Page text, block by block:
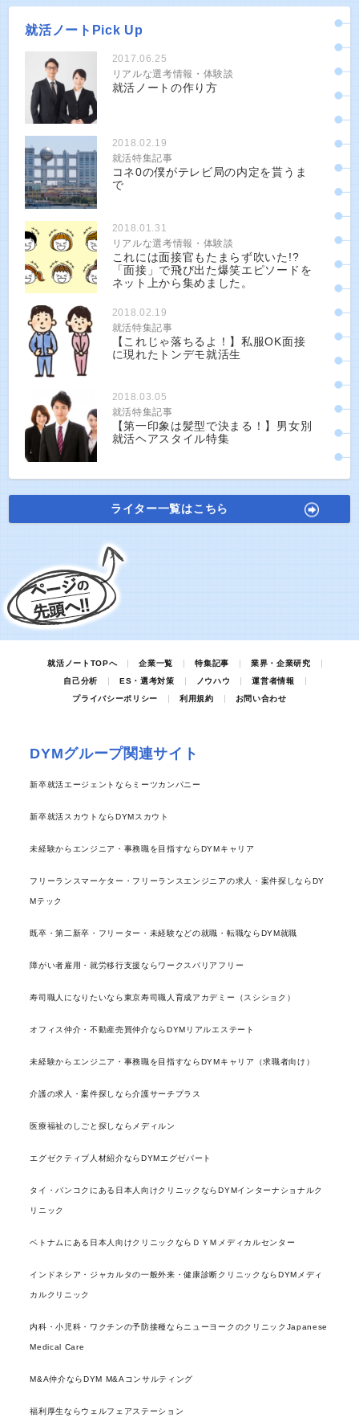
就活ノートPick Up
2017.06.25
リアルな選考情報・体験談
就活ノートの作り方
2018.02.19
就活特集記事
コネ0の僕がテレビ局の内定を貰うま
で
2018.01.31
リアルな選考情報・体験談
これには面接官もたまらず吹いた!?
「面接」で飛び出た爆笑エピソードを
ネット上から集めました。
2018.02.19
就活特集記事
【これじゃ落ちるよ！】私服OK面接
に現れたトンデモ就活生
2018.03.05
就活特集記事
【第一印象は髪型で決まる！】男女別
就活ヘアスタイル特集
ライター一覧はこちら
就活ノートTOPへ 企業一覧 特集記事
業界・企業研究
自己分析
ES・選考対策 ノウハウ
運営者情報
プライバシーポリシー
利用規約 お問い合わせ
DYMグループ関連サイト
新卒就活エージェントならミーツカンパニー
新卒就活スカウトならDYMスカウト
未経験からエンジニア・事務職を目指すならDYMキャリア
フリーランスマーケター・フリーランスエンジニアの求人・案件探しならDY
Mテック
既卒・第二新卒・フリーター・未経験などの就職・転職ならDYM就職
障がい者雇用・就労移行支援ならワークスバリアフリー
寿司職人になりたいなら東京寿司職人育成アカデミー（スシショク）
オフィス仲介・不動産売買仲介ならDYMリアルエステート
未経験からエンジニア・事務職を目指すならDYMキャリア（求職者向け）
介護の求人・案件探しなら介護サーチプラス
医療福祉のしごと探しならメディルン
エグゼクティブ人材紹介ならDYMエグゼパート
タイ・バンコクにある日本人向けクリニックならDYMインターナショナルク
リニック
ベトナムにある日本人向けクリニックならＤＹＭメディカルセンター
インドネシア・ジャカルタの一般外来・健康診断クリニックならDYMメディ
カルクリニック
内科・小児科・ワクチンの予防接種ならニューヨークのクリニックJapanese
Medical Care
M&A仲介ならDYM M&Aコンサルティング
福利厚生ならウェルフェアステーション